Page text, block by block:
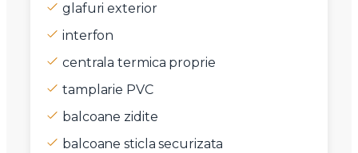
glafuri exterior
interfon
centrala termica proprie
tamplarie PVC
balcoane zidite
balcoane sticla securizata